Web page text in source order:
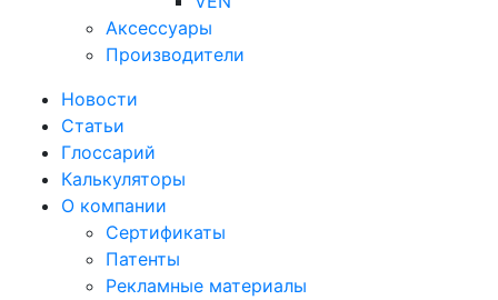
Аксессуары
Производители
Новости
Статьи
Глоссарий
Калькуляторы
О компании
Сертификаты
Патенты
Рекламные материалы